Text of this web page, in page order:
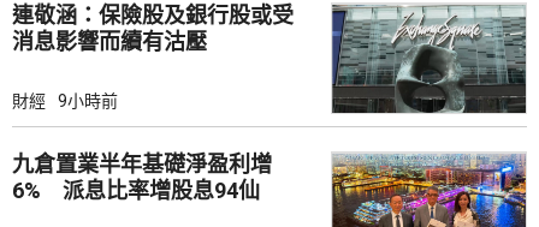
連敬涵：保險股及銀行股或受
消息影響而續有沽壓
財經 9小時前
九倉置業半年基礎淨盈利增
6% 派息比率增股息94仙